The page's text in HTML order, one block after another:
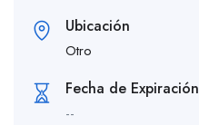
Ubicación
Otro
Fecha de Expiración
--